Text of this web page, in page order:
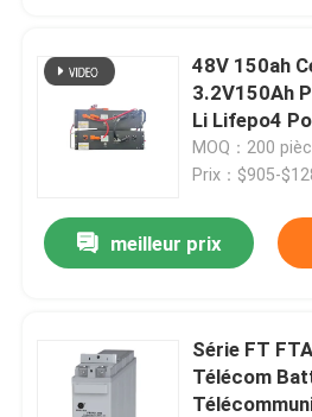
48V 150ah
3.2V150Ah
Li Lifepo4
charge en
MOQ：200
Prix：$905-
meilleur prix
Série FT
Télécom